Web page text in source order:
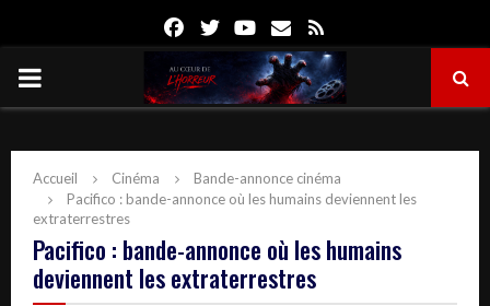
FacebookTwitterYoutube
Email
PRIMARY
Accueil Cinéma
Bande-annonce cinéma
Pacifico : bande-annonce où les humains deviennent les
extraterrestres
Pacifico : bande-annonce où les humains
deviennent les extraterrestres